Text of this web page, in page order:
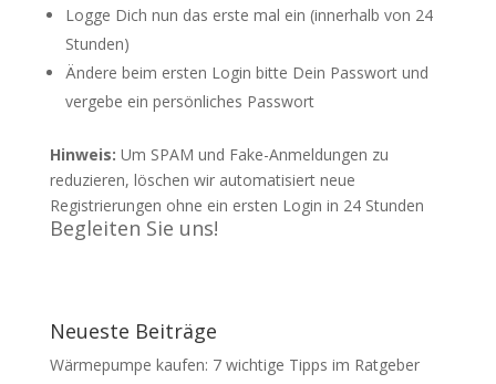
Logge Dich nun das erste mal ein (innerhalb von 24
Stunden)
Ändere beim ersten Login bitte Dein Passwort und
vergebe ein persönliches Passwort
Hinweis: Um SPAM und Fake-Anmeldungen zu
reduzieren, löschen wir automatisiert neue
Registrierungen ohne ein ersten Login in 24 Stunden
Begleiten Sie uns!
Neueste Beiträge
Wärmepumpe kaufen: 7 wichtige Tipps im Ratgeber